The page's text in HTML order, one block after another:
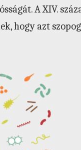
A XIV.
hogy azt